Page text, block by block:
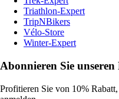
Triathlon-Expert
TripNBikers
Vélo-Store
Winter-Expert
Abonnieren Sie unseren
Profitieren Sie von 10%